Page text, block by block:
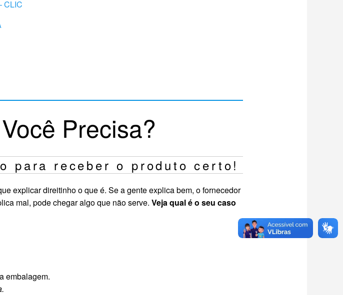
CLIC
Precisa?
para receber o produto certo!
explicar direitinho o que é. Se a gente explica bem, o fornecedor
mal, pode chegar algo que não serve.Veja qual é o seu caso
embalagem.